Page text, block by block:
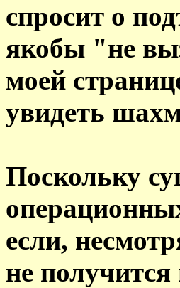
спросит о
якобы "не
моей
увидеть
Поскольку
если,
не